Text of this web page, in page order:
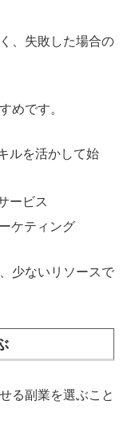
、失敗した場合の
めです。
ルを活かして始
ービス
ケティング
少ないリソースで
る副業を選ぶこと